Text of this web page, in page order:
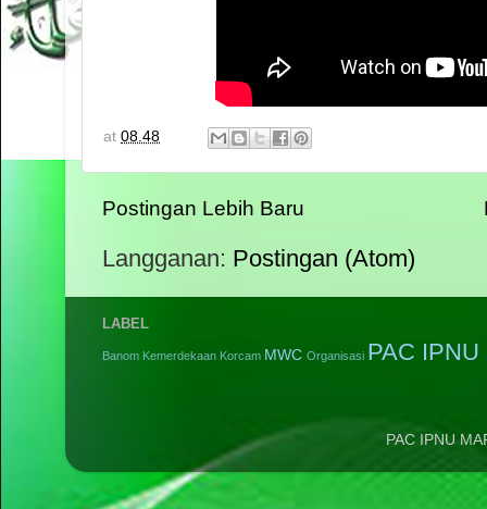
at08.48
Postingan Lebih Baru
Langganan: Postingan (Atom)
LABEL
Banom Kemerdekaan Korcam MWC Organisasi PAC
PAC IPNU